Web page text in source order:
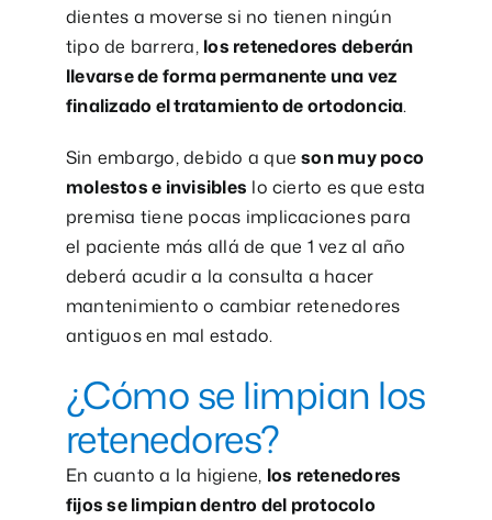
dientes a moverse si no tienen ningún
tipo de barrera, los retenedores deberán
llevarse de forma permanente una vez
finalizado el tratamiento de ortodoncia.
Sin embargo, debido a queson muy poco
molestos e invisibles lo cierto es que esta
premisa tiene pocas implicaciones para
el paciente más allá de que 1 vez al año
deberá acudir a la consulta a hacer
mantenimiento o cambiar retenedores
antiguos en mal estado.
¿Cómo se limpian los
retenedores?
En cuanto a la higiene, los retenedores
fijos se limpian dentro del protocolo